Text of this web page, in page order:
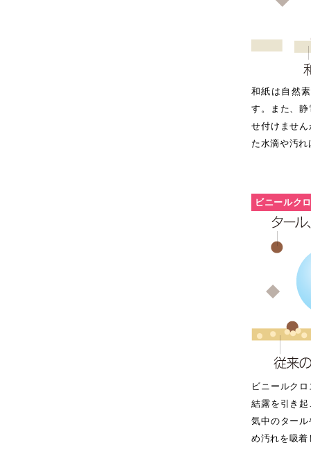
和紙は自然
す。また、
せ付けませ
た水滴や汚
ビニールク
ビニールク
結露を引き
気中のター
め汚れを吸着